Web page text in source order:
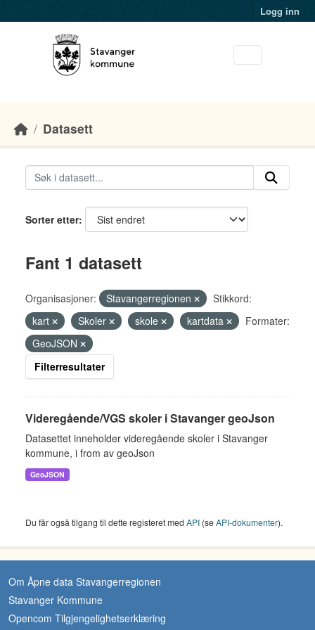
Logg inn
Datasett
Sorter etter
Fant 1 datasett
Organisasjoner: Stavangerregionen
Stikkord:
kart
Skoler skole kartdata
Formater:
GeoJSON
Filterresultater
Videregående/VGS skoler i Stavanger geoJson
Datasettet inneholder videregående skoler i Stavanger
kommune, i from av geoJson
GeoJSON
Du får også tilgang til dette registeret med API (seAPI-dokumenter).
Om Åpne data Stavangerregionen
Stavanger Kommune
Opencom Tilgjengelighetserklæring